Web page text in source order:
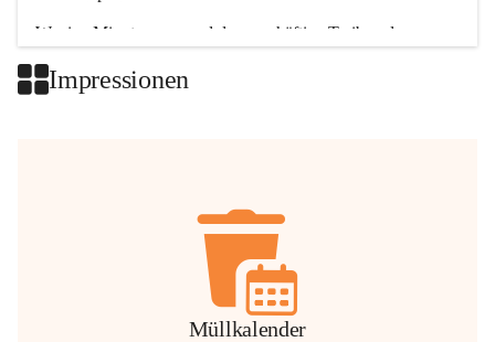
Wenige Minuten nur, und das geschäftige Treiben der
Impressionen
Müllkalender